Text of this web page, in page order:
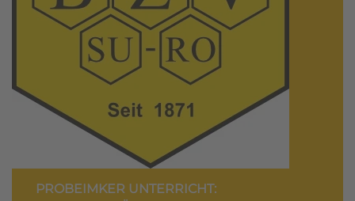
PROBEIMKER UNTERRICHT: